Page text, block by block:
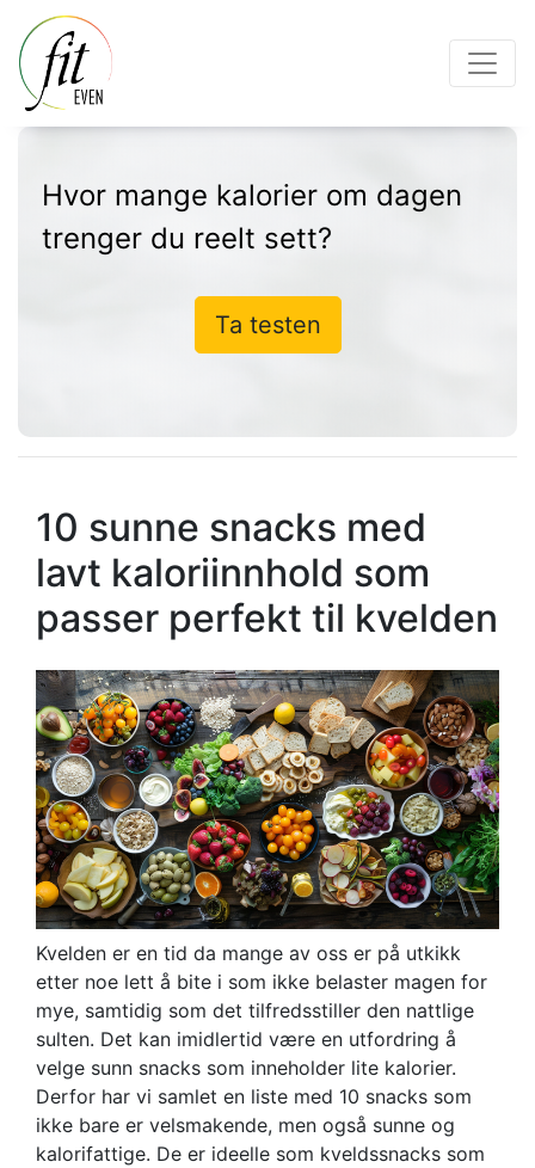
Hvor mange kalorier om dagen
trenger du reelt sett?
Ta testen
10 sunne snacks med
lavt kaloriinnhold som
passer perfekt til kvelden
Kvelden er en tid da mange av oss er på utkikk
etter noe lett å bite i som ikke belaster magen for
mye, samtidig som det tilfredsstiller den nattlige
sulten. Det kan imidlertid være en utfordring å
velge sunn snacks som inneholder lite kalorier.
Derfor har vi samlet en liste med 10 snacks som
ikke bare er velsmakende, men også sunne og
kalorifattige. De er ideelle som kveldssnacks som